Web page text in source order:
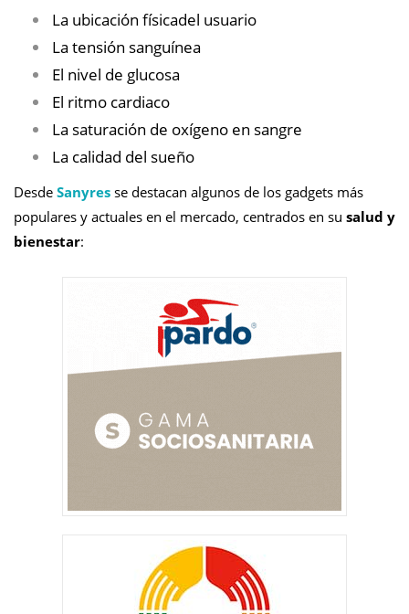
La ubicación físicadel usuario
La tensión sanguínea
El nivel de glucosa
El ritmo cardiaco
La saturación de oxígeno en sangre
La calidad del sueño
Desde Sanyres se destacan algunos de los gadgets más
populares y actuales en el mercado, centrados en su salud y
bienestar: